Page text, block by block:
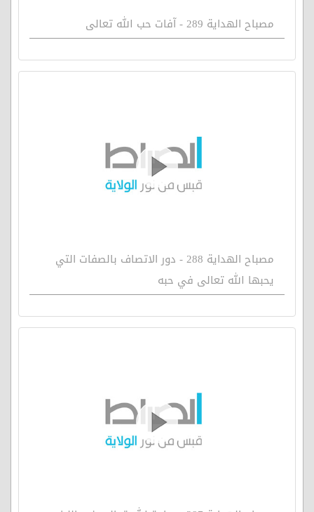
مصباح الهداية 289 - آفات حب الله تعالى
مصباح الهداية 288 - دور الاتصاف بالصفات التي
يحبها الله تعالى في حبه